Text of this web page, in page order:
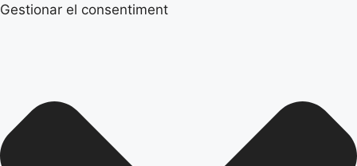
Gestionar el consentiment